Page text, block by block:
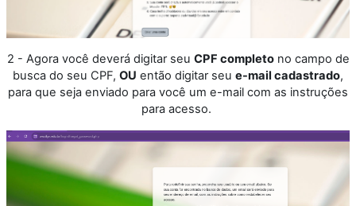
2 - Agora você deverá digitar seu CPF completono campo de
busca do seu CPF, OU então digitar seu e-mail cadastrado,
para que seja enviado para você um e-mail com as instruções
para acesso.